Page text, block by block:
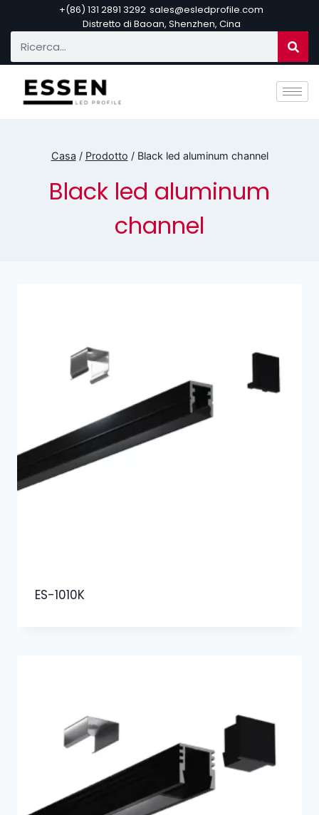
+(86) 131 2891 3292 sales@esledprofile.com
Distretto di Baoan, Shenzhen, Cina
Casa / Prodotto / Black led aluminum channel
Black led aluminum
channel
ES-1010K